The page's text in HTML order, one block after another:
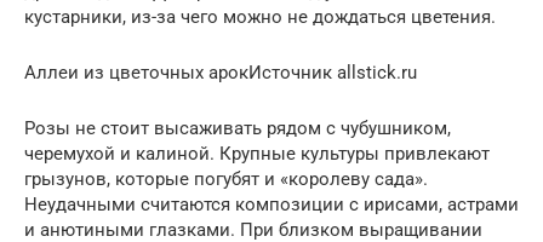
кустарники, из-за чего можно не дождаться цветения.
Аллеи из цветочных арокИсточник allstick.ru
Розы не стоит высаживать рядом с чубушником,
черемухой и калиной. Крупные культуры привлекают
грызунов, которые погубят и «королеву сада».
Неудачными считаются композиции с ирисами, астрами
и анютиными глазками. При близком выращивании